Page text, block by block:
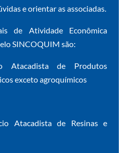
e orientar as associadas.
de Atividade Econômica
SINCOQUIM são:
Atacadista de Produtos
exceto agroquímicos
Atacadista de Resinas e